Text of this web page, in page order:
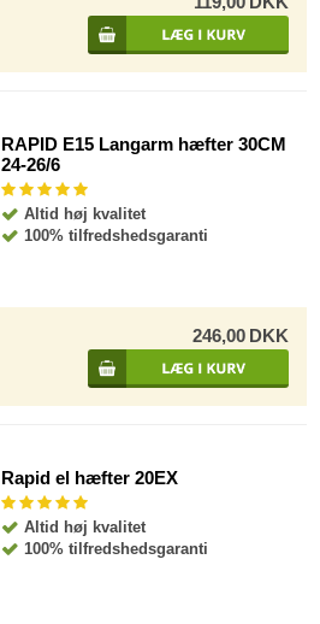
RAPID E15 Langarm hæfter 30CM
24-26/6
Altid høj kvalitet
100% tilfredshedsgaranti
246,00 DKK
Rapid el hæfter 20EX
Altid høj kvalitet
100% tilfredshedsgaranti